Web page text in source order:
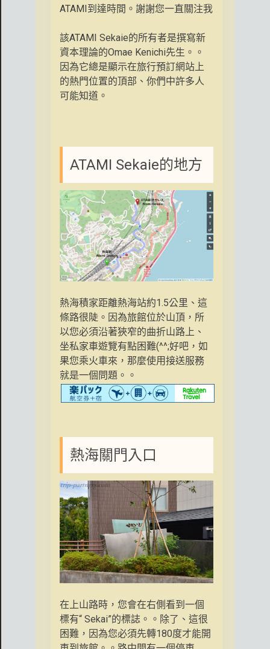
ATAMI到達時間。謝謝您一直關注我
該ATAMI Sekaie的所有者是撰寫新
資本理論的Omae Kenichi先生。。
因為它總是顯示在旅行預訂網站上
的熱門位置的頂部、你們中許多人
可能知道。
ATAMI Sekaie的地方
熱海積家距離熱海站約1.5公里、這
條路很陡。因為旅館位於山頂，所
以您必須沿著狹窄的曲折山路上、
坐私家車遊覽有點困難(^^;好吧，如
果您乘火車來，那麼使用接送服務
就是一個問題。。
熱海關門入口
在上山路時，您會在右側看到一個
標有“ Sekai”的標誌。。除了、這很
困難，因為您必須先轉180度才能開